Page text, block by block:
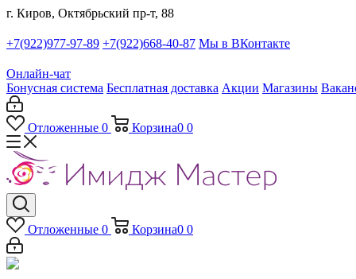
г. Киров, Октябрьский пр-т, 88
+7(922)977-97-89 +7(922)668-40-87 Мы в ВКонтакте
Онлайн-чат
Бонусная система Бесплатная доставка Акции Магазины
Отложенные 0 Корзина0 0
Отложенные 0 Корзина0 0